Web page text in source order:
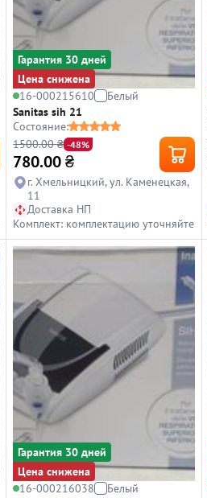
Гарантия 30 дней
Цена снижена
16-000215610
Белый
Sanitas sih 21
Состояние:
1500.00 ₴ -48%
780.00 ₴
г. Хмельницкий, ул. Каменецкая,
11
Доставка НП
Комплект: комплектацию уточняйте
Гарантия 30 дней
Цена снижена
16-000216038
Белый